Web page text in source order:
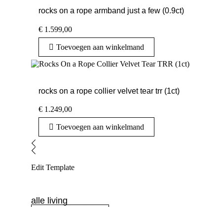
rocks on a rope armband just a few (0.9ct)
€ 1.599,00
Toevoegen aan winkelmand
rocks on a rope collier velvet tear trr (1ct)
€ 1.249,00
Toevoegen aan winkelmand
Edit Template
alle living